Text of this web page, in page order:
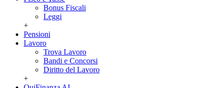
Bonus Fiscali
Leggi
+
Pensioni
Lavoro
Trova Lavoro
Bandi e Concorsi
Diritto del Lavoro
+